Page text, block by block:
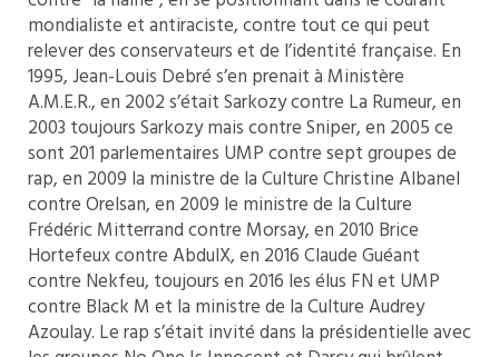
mondialiste et antiraciste, contre tout ce qui peut
relever des conservateurs et de l’identité française. En
1995, Jean-Louis Debré s’en prenait à Ministère
A.M.E.R., en 2002 s’était Sarkozy contre La Rumeur, en
2003 toujours Sarkozy mais contre Sniper, en 2005 ce
sont 201 parlementaires UMP contre sept groupes de
rap, en 2009 la ministre de la Culture Christine Albanel
contre Orelsan, en 2009 le ministre de la Culture
Frédéric Mitterrand contre Morsay, en 2010 Brice
Hortefeux contre AbdulX, en 2016 Claude Guéant
contre Nekfeu, toujours en 2016 les élus FN et UMP
contre Black M et la ministre de la Culture Audrey
Azoulay. Le rap s’était invité dans la présidentielle avec